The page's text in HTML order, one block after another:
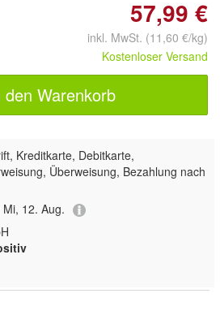
57,99 €
inkl. MwSt. (11,60 €/kg)
Kostenloser Versand
den Warenkorb
Kreditkarte, Debitkarte,
Überweisung, Bezahlung nach
12. Aug.